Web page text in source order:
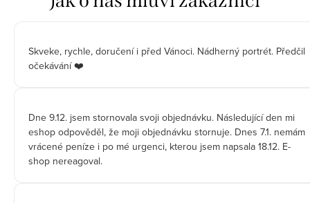
Skveke, rychle, doručení i před Vánoci. Nádherný portrét. Předčil
očekávání ❤️
Dne 9.12. jsem stornovala svoji objednávku. Následující den mi
eshop odpověděl, že moji objednávku stornuje. Dnes 7.1. nemám
vrácené peníze i po mé urgenci, kterou jsem napsala 18.12. E-
shop nereagoval.